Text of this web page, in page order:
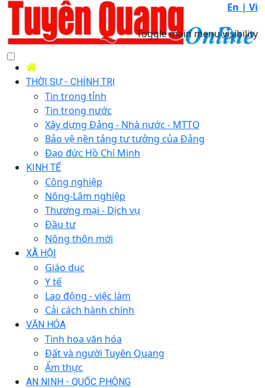
En | Vi
Toggle main menu visibility
THỜI SỰ - CHÍNH TRỊ
Tin trong tỉnh
Tin trong nước
Xây dựng Đảng - Nhà nước - MTTQ
Bảo vệ nền tảng tư tưởng của Đảng
Đạo đức Hồ Chí Minh
KINH TẾ
Công nghiệp
Nông-Lâm nghiệp
Thương mại - Dịch vụ
Đầu tư
Nông thôn mới
XÃ HỘI
Giáo dục
Y tế
Lao động - việc làm
Cải cách hành chính
VĂN HÓA
Tinh hoa văn hóa
Đất và người Tuyên Quang
Ẩm thực
AN NINH - QUỐC PHÒNG